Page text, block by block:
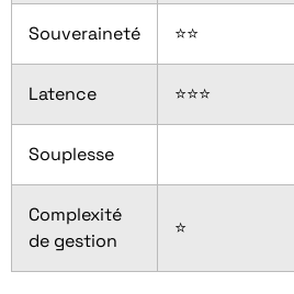
Souveraineté ⭐⭐
Latence ⭐⭐⭐
Souplesse
Complexité
de gestion
⭐